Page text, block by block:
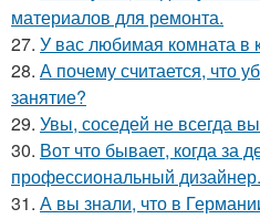
материалов для ремонта.
27. У вас любимая комната в
28. А почему считается, что
занятие?
29. Увы, соседей не всегда
30. Вот что бывает, когда за
профессиональный дизайнер.
31. А вы знали, что в